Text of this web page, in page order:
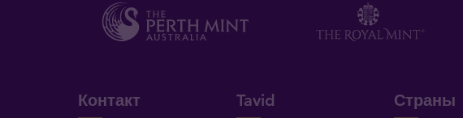
Контакт Tavid Страны